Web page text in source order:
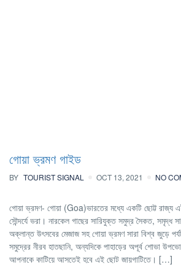
গোয়া ভ্রমণ গাইড
BY TOURIST SIGNAL OCT 13, 2021 NO
গোয়া ভ্রমণ- গোয়া (Goa)ভারতের মধ্যে একটি ছোট্ট রাজ্য
সৌন্দর্যে ভরা। নারকেল গাছের সারিযুক্ত সমুদ্র সৈকত, সমৃদ্ধ
অক্লান্ত উৎসবের মেজাজ সহ গোয়া ভ্রমণ সারা বিশ্ব জুড়ে
সমুদ্রের নীরব হাতছানি, অন্যদিকে পাহাড়ের অপূর্ব শোভা
আপনাকে কাটিয়ে আসতেই হবে এই ছোট জায়গাটিতে। […]